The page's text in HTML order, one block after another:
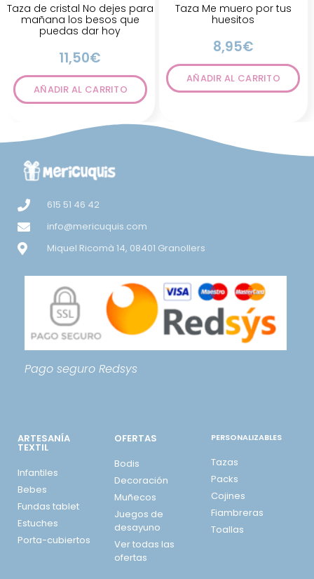
Taza de cristal No dejes para
mañana los besos que
puedas dar hoy
11,50€
AÑADIR AL CARRITO
Taza Me muero por tus
huesitos
8,95€
AÑADIR AL CARRITO
615 51 46 42
info@mericuquis.com
Miquel Ricomà 14, 08401 Granollers
Pago seguro Redsys
ARTESANÍA
TEXTIL
Infantiles
Bebes
Fundas tablet
Estuches
Porta-cubiertos
OFERTAS
Bodis
Decoración
Muñecos
Juegos de
desayuno
Ver todas las
ofertas
PERSONALIZABLES
Tazas
Packs
Cojines
Fiambreras
Toallas